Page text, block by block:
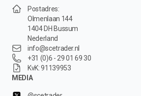
Postadres:
Olmenlaan 144
1404 DH Bussum
Nederland
info@scetrader.nl
+31 (0)6 - 29 01 69 30
KvK: 91139953
MEDIA